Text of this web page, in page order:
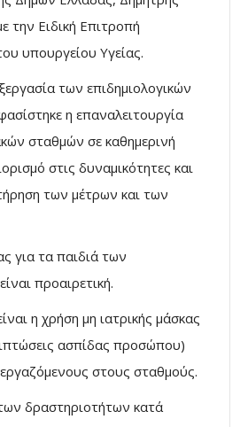
την Ειδική Επιτροπή
υπουργείου Υγείας.
των επιδημιολογικών
η επαναλειτουργία
σταθμών σε καθημερινή
στις δυναμικότητες και
των μέτρων και των
για τα παιδιά των
προαιρετική.
η χρήση μη ιατρικής μάσκας
ασπίδας προσώπου)
στους σταθμούς.
δραστηριοτήτων κατά